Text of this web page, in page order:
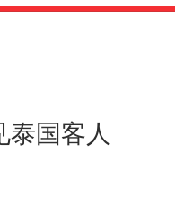
泰国客人